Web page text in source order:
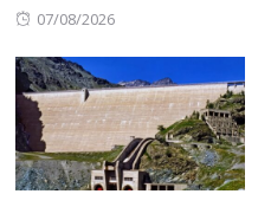
Posted
07/08/2026